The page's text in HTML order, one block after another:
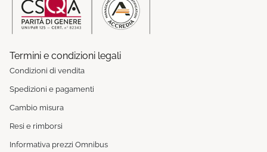
Termini e condizioni legali
Condizioni di vendita
Spedizioni e pagamenti
Cambio misura
Resi e rimborsi
Informativa prezzi Omnibus